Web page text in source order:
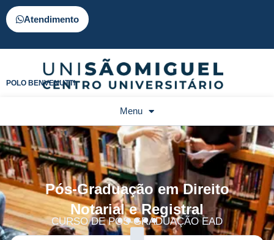
Atendimento
POLO BENVENUTTI
Menu
Pós-Graduação em Direito
Notarial e Registral
CURSO DE PÓS-GRADUAÇÃO EAD